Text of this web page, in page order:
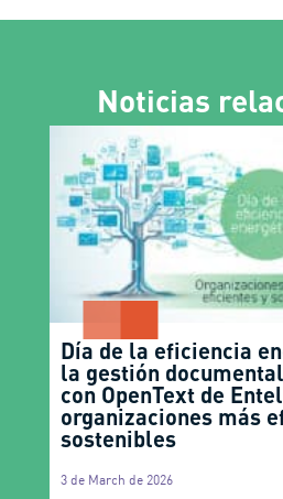
Noticias
Día de la eficiencia
la gestión documental
con OpenText de
organizaciones más
sostenibles
3 de March de 2026